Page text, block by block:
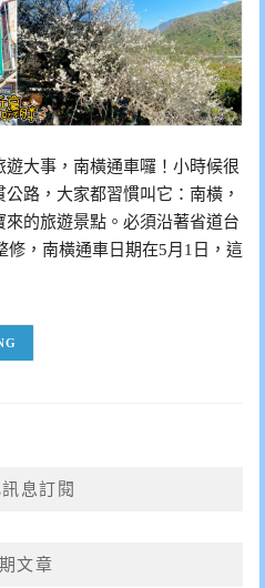
大事，南橫通車囉！小時候很
路，大家都習慣叫它：南橫，
的旅遊景點。必須沿著省道台
修，南橫通車日期在5月1日，這
息訂閱
文章